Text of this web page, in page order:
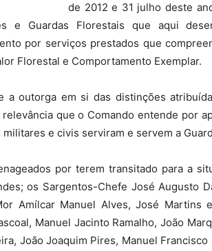
de 2012 e 31 julho deste
e Guardas Florestais que aqui
por serviços prestados que
Florestal e Comportamento Exemplar.
a outorga em si das distinções
que o Comando entende por
e civis serviram e servem a
por terem transitado para a
os Sargentos-Chefe José Augusto
Amílcar Manuel Alves, José Martins
Manuel Jacinto Ramalho, João
João Joaquim Pires, Manuel